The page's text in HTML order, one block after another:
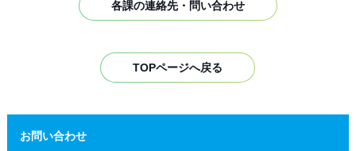
各課の連絡先・問い合わせ
TOPページへ戻る
お問い合わせ